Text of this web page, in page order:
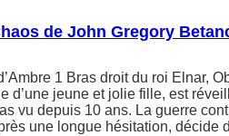
de John Gregory
1 Bras droit du roi Elnar,
d’une jeune et jolie fille, est
vu depuis 10 ans. La guerre
une longue hésitation, décide